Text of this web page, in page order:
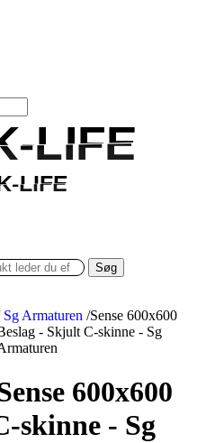
LIFE
LIFE
LIFE
LIFE
Søg
Sg Armaturen /Sense 600x600
- Skjult C-skinne - Sg
600x600
skinne - Sg